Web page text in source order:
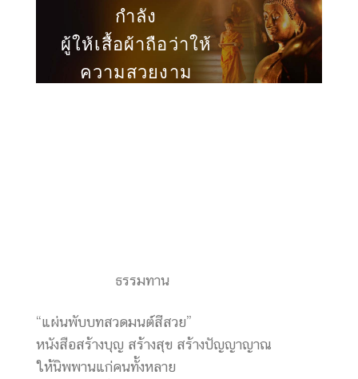
กำลัง
ผู้ให้เสื้อผ้าถือว่าให้
ความสวยงาม
ธรรมทาน
“แผ่นพับบทสวดมนต์สีสวย”
หนังสือสร้างบุญ สร้างสุข สร้างปัญญาญาณ
ให้นิพพานแก่คนทั้งหลาย